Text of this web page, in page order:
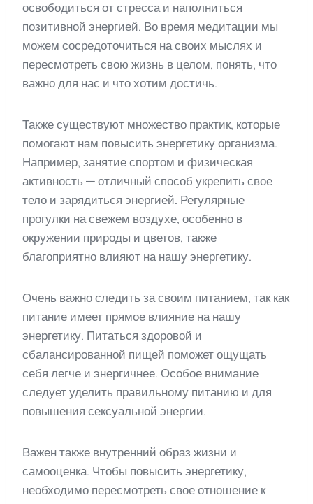
освободиться от стресса и наполниться
позитивной энергией. Во время медитации мы
можем сосредоточиться на своих мыслях и
пересмотреть свою жизнь в целом, понять, что
важно для нас и что хотим достичь.
Также существуют множество практик, которые
помогают нам повысить энергетику организма.
Например, занятие спортом и физическая
активность — отличный способ укрепить свое
тело и зарядиться энергией. Регулярные
прогулки на свежем воздухе, особенно в
окружении природы и цветов, также
благоприятно влияют на нашу энергетику.
Очень важно следить за своим питанием, так как
питание имеет прямое влияние на нашу
энергетику. Питаться здоровой и
сбалансированной пищей поможет ощущать
себя легче и энергичнее. Особое внимание
следует уделить правильному питанию и для
повышения сексуальной энергии.
Важен также внутренний образ жизни и
самооценка. Чтобы повысить энергетику,
необходимо пересмотреть свое отношение к